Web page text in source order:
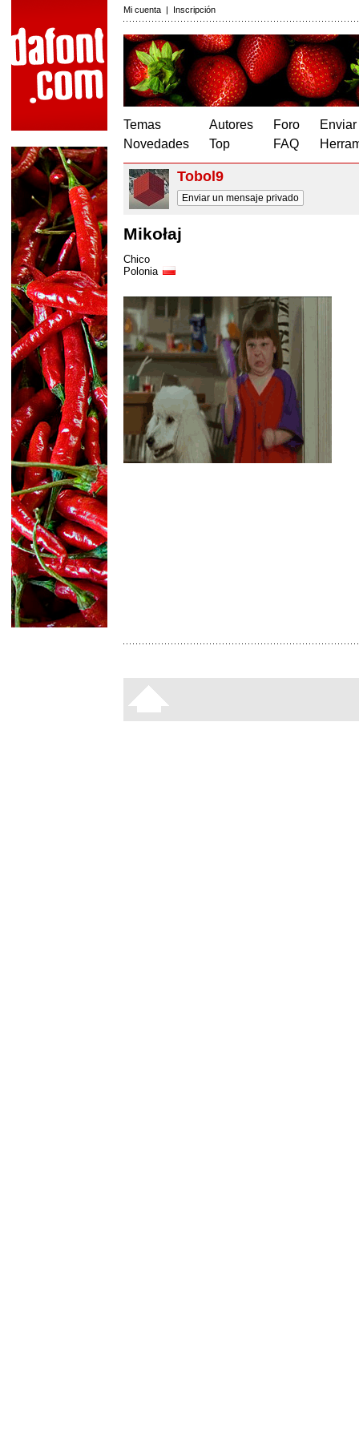
Mi cuenta | Inscripción
Temas
Novedades
Autores
Top
Foro
FAQ
Tobol9
Enviar un mensaje privado
Mikołaj
Chico
Polonia